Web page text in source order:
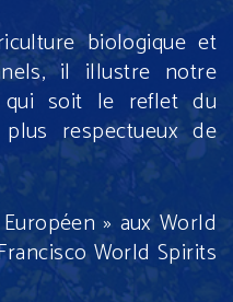
biologique et
il illustre notre
qui soit le reflet du
respectueux de
» aux World
World Spirits